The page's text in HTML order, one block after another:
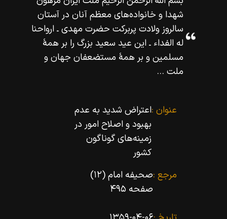
شهدا و خانواده‌هاى معظم آنان در آستان
سالروز ولادت پربركت حضرت مهدى ـ ارواحنا
له الفداء ـ اين عيد سعيد بزرگ را بر همۀ
مسلمين و بر همۀ مستضعفان جهان و
ملت ...
عنوان :اعتراض شدید به عدم
بهبود و اصلاح امور در
زمینه‌هاى گوناگون
کشور
مرجع :صحیفه امام (۱۲)
صفحه ۴۹۵